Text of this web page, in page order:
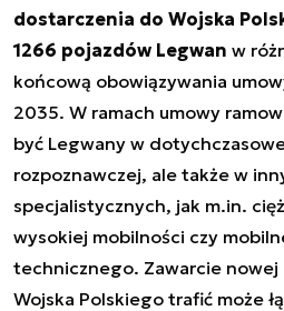
dostarczenia do Wojska
1266 pojazdów Legwan w
końcową obowiązywania
2035. W ramach umowy
być Legwany w
rozpoznawczej, ale także w
specjalistycznych, jak m.in.
wysokiej mobilności czy
technicznego. Zawarcie nowej
Wojska Polskiego trafić może